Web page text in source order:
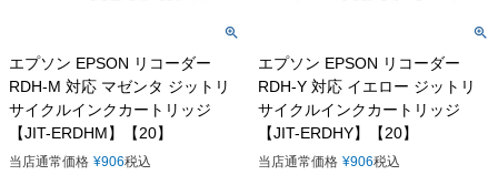
エプソン EPSON リコーダー
RDH-M 対応 マゼンタ ジットリ
サイクルインクカートリッジ
【JIT-ERDHM】【20】
当店通常価格 ¥906税込
エプソン EPSON リコーダー
RDH-Y 対応 イエロー ジットリ
サイクルインクカートリッジ
【JIT-ERDHY】【20】
当店通常価格 ¥906税込